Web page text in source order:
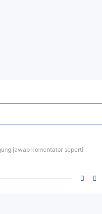
jawab komentator seperti